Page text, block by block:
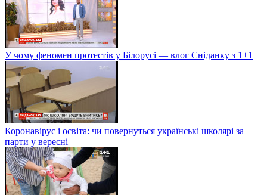
У чому феномен протестів у Білорусі — влог Сніданку з 1+1
Коронавірус і освіта: чи повернуться українські школярі за
парти у вересні